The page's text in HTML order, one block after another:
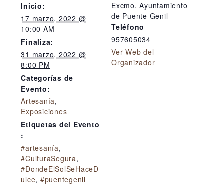
Inicio:
17 marzo, 2022 @
10:00 AM
Finaliza:
31 marzo, 2022 @
8:00 PM
Categorías de
Evento:
Artesanía,
Exposiciones
Etiquetas del Evento
:
#artesanía,
#CulturaSegura,
#DondeElSolSeHaceD
ulce, #puentegenil
Excmo. Ayuntamiento
de Puente Genil
Teléfono
957605034
Ver Web del
Organizador